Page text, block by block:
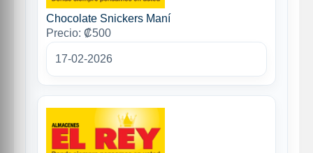
Chocolate Snickers Maní
Precio: ₡500
17-02-2026